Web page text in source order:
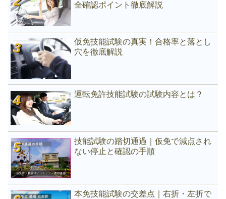
全確認ポイント徹底解説
仮免技能試験の真実！合格率と落とし
穴を徹底解説
運転免許技能試験の試験内容とは？
技能試験の踏切通過｜仮免で減点され
ない停止と確認の手順
本免技能試験の交差点｜右折・左折で